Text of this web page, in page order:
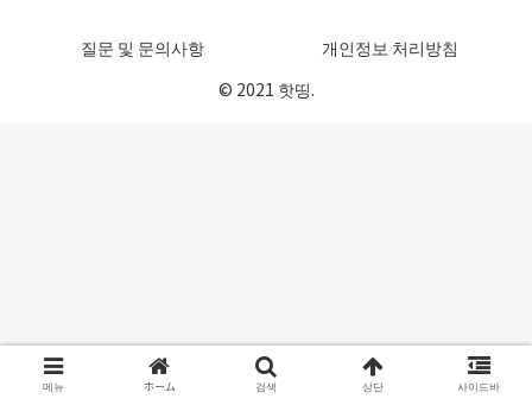
질문 및 문의사항
개인정보 처리방침
© 2021 핫띵.
메뉴 ホーム 검색 상단 사이드바